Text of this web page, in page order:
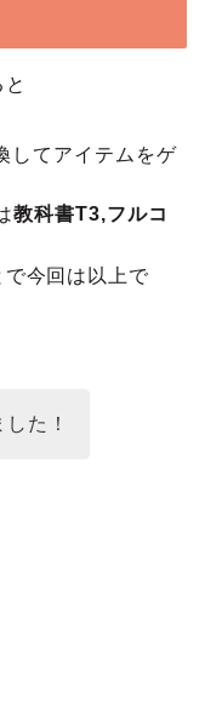
してアイテムをゲ
教科書T3,フルコ
で今回は以上で
た！